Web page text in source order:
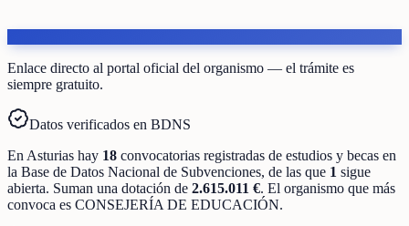
Enlace directo al portal oficial del organismo — el trámite es
siempre gratuito.
Datos verificados en BDNS
En Asturias hay 18 convocatorias registradas de estudios y becas en
la Base de Datos Nacional de Subvenciones, de las que 1 sigue
abierta. Suman una dotación de 2.615.011 €. El organismo que más
convoca es CONSEJERÍA DE EDUCACIÓN.